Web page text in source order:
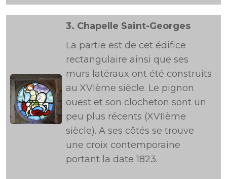
3. Chapelle Saint-Georges
La partie est de cet édifice
rectangulaire ainsi que ses
murs latéraux ont été construits
au XVIème siècle. Le pignon
ouest et son clocheton sont un
peu plus récents (XVIIème
siècle). A ses côtés se trouve
une croix contemporaine
portant la date 1823.